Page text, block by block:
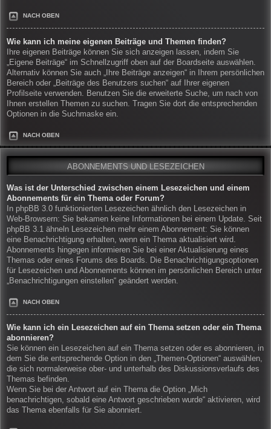
NACH OBEN
Wie kann ich meine eigenen Beiträge und Themen finden?
Ihre eigenen Beiträge können Sie sich anzeigen lassen, indem Sie
„Eigene Beiträge“ im Schnellzugriff oben auf der Boardseite auswählen.
Alternativ können Sie auch „Ihre Beiträge anzeigen“ in Ihrem persönlichen
Bereich oder „Beiträge des Benutzers suchen“ auf Ihrer eigenen
Profilseite verwenden. Benutzen Sie die erweiterte Suche, um nach von
Ihnen erstellen Themen zu suchen. Tragen Sie dort die entsprechenden
Optionen in die Suchmaske ein.
NACH OBEN
ABONNEMENTS UND LESEZEICHEN
Was ist der Unterschied zwischen einem Lesezeichen und einem
Abonnements für ein Thema oder Forum?
In phpBB 3.0 funktionierten Lesezeichen ähnlich den Lesezeichen in
Web-Browsern: Sie bekamen keine Informationen bei einem Update. Seit
phpBB 3.1 ähneln Lesezeichen mehr einem Abonnement: Sie können
eine Benachrichtigung erhalten, wenn ein Thema aktualisiert wird.
Abonnements hingegen informieren Sie bei einer Aktualisierung eines
Themas oder eines Forums des Boards. Die Benachrichtigungsoptionen
für Lesezeichen und Abonnements können im persönlichen Bereich unter
„Benachrichtigungen einstellen“ geändert werden.
NACH OBEN
Wie kann ich ein Lesezeichen auf ein Thema setzen oder ein Thema
abonnieren?
Sie können ein Lesezeichen auf ein Thema setzen oder es abonnieren, in
dem Sie die entsprechende Option in den „Themen-Optionen“ auswählen,
die sich normalerweise ober- und unterhalb des Diskussionsverlaufs des
Themas befinden.
Wenn Sie bei der Antwort auf ein Thema die Option „Mich
benachrichtigen, sobald eine Antwort geschrieben wurde“ aktivieren, wird
das Thema ebenfalls für Sie abonniert.